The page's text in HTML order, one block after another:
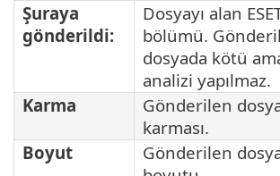
Şuraya
gönderildi:
Dosyayı alan
bölümü.
dosyada kötü
analizi yapılmaz.
Karma
Gönderilen
karması.
Boyut
Gönderilen